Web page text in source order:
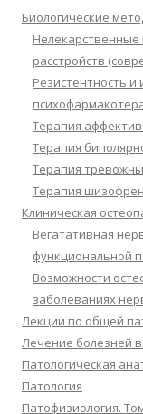
Биологические
расстройств
Резистентность и
Терапия
Терапия
Терапия
Терапия
Клиническая
Вегатативная
функциональной
Возможности
заболеваниях
Лекции по общей
Лечение болезней
Патологическая
Патология
Патофизиология.